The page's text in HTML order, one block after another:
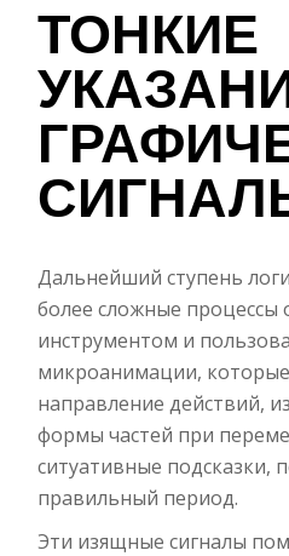
ТОНКИЕ
Дальнейший ступень
более сложные
инструментом и
микроанимации,
направление действий,
формы частей при
ситуативные подсказки,
правильный период.
Эти изящные сигналы